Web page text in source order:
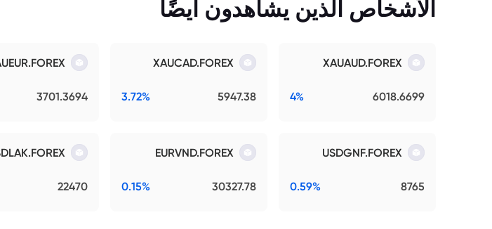
الأشخاص الذين يشاهدون أيضًا
XAUAUD.FOREX
6018.6699
4%
XAUCAD.FOREX
5947.38
3.72%
3701.3694
USDGNF.FOREX
8765
0.59%
EURVND.FOREX
30327.78
0.15%
22470